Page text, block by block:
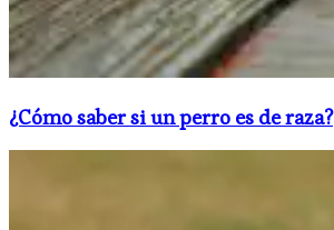
¿Cómo saber si un perro es de raza​?